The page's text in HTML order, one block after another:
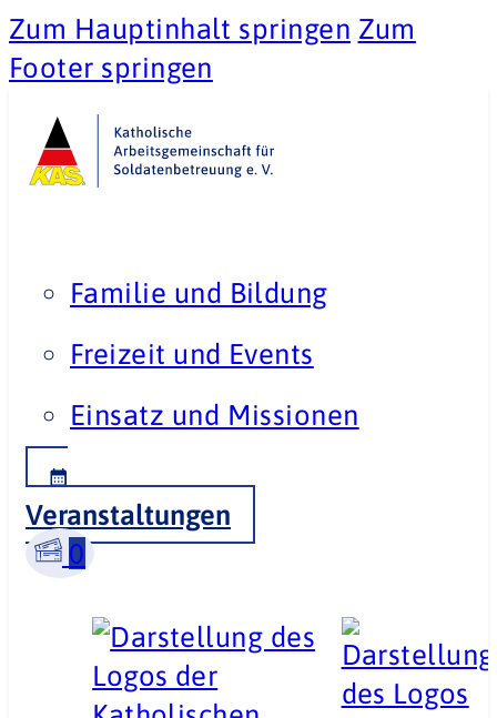
Zum Hauptinhalt springen Zum
Footer springen
Familie und Bildung
Freizeit und Events
Einsatz und Missionen
Veranstaltungen
0